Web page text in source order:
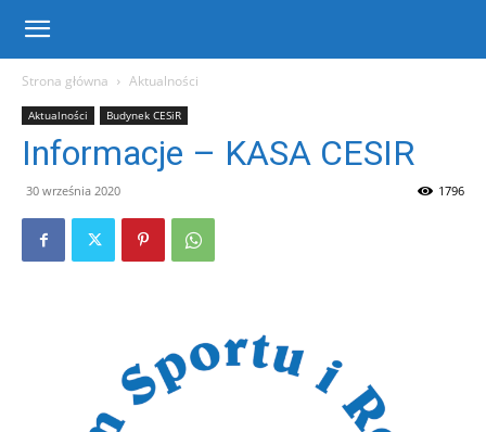
Centrum
Sportu
Strona główna Aktualności
Aktualności Budynek CESiR
Informacje – KASA CESIR
30 września 2020 1796